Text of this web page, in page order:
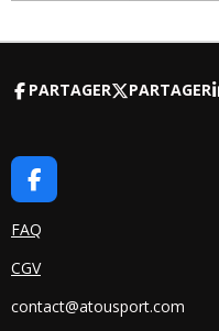
PARTAGER PARTAGER
F
A
C
B
O
FAQ
CGV
contact@atousport.com